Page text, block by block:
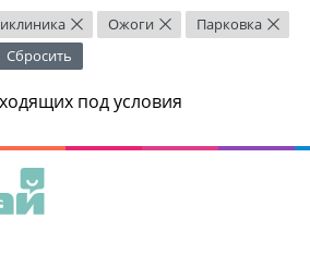
× Ожоги × Парковка ×
Сбросить
под условия